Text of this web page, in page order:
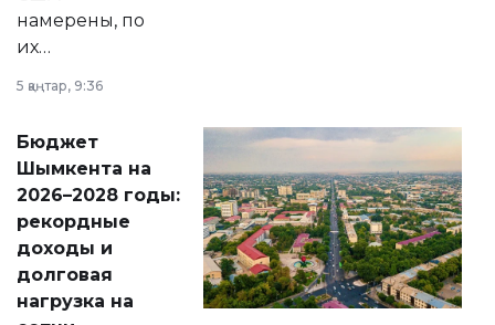
намерены, по
их
принести
народу
Венесуэлы.
5 қаңтар, 9:36
Бюджет
Шымкента на
2026–2028 годы:
рекордные
доходы и
долговая
нагрузка на